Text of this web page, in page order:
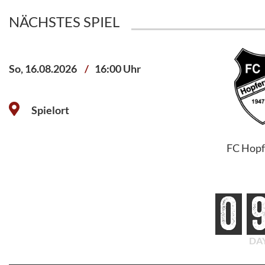
NÄCHSTES SPIEL
So, 16.08.2026 16:00 Uhr
Spielort
FC
0
Sa, 30.05.2026 16:00 Uhr
FC